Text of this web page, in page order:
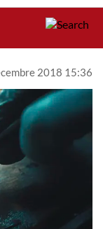
2018 15:36